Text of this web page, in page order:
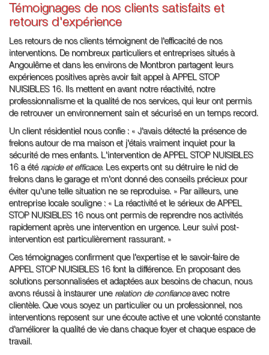
Témoignages de nos clients satisfaits et
retours d'expérience
Les retours de nos clients témoignent de l'efficacité de nos
interventions. De nombreux particuliers et entreprises situés à
Angoulême et dans les environs de Montbron partagent leurs
expériences positives après avoir fait appel à APPEL STOP
NUISIBLES 16. Ils mettent en avant notre réactivité, notre
professionnalisme et la qualité de nos services, qui leur ont permis
de retrouver un environnement sain et sécurisé en un temps record.
Un client résidentiel nous confie : « J'avais détecté la présence de
frelons autour de ma maison et j'étais vraiment inquiet pour la
sécurité de mes enfants. L'intervention de APPEL STOP NUISIBLES
16 a été rapide et efficace. Les experts ont su détruire le nid de
frelons dans le garage et m'ont donné des conseils précieux pour
éviter qu'une telle situation ne se reproduise. » Par ailleurs, une
entreprise locale souligne : « La réactivité et le sérieux de APPEL
STOP NUISIBLES 16 nous ont permis de reprendre nos activités
rapidement après une intervention en urgence. Leur suivi post-
intervention est particulièrement rassurant. »
Ces témoignages confirment que l'expertise et le savoir-faire de
APPEL STOP NUISIBLES 16 font la différence. En proposant des
solutions personnalisées et adaptées aux besoins de chacun, nous
avons réussi à instaurer une relation de confianceavec notre
clientèle. Que vous soyez un particulier ou un professionnel, nos
interventions reposent sur une écoute active et une volonté constante
d'améliorer la qualité de vie dans chaque foyer et chaque espace de
travail.